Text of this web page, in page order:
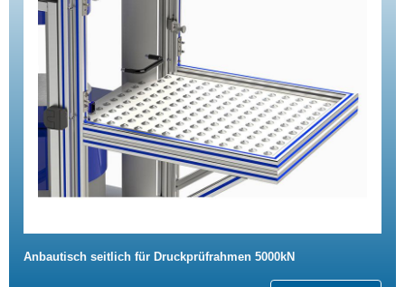
Anbautisch seitlich für Druckprüfrahmen 5000kN